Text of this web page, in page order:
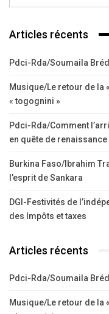
Articles récents
Pdci-Rda/Soumaila
Musique/Le retour de la
« togognini »
Pdci-Rda/Comment
en quête de renaissance
Burkina Faso/Ibrahim
l’esprit de Sankara
DGI-Festivités de
des Impôts et taxes
Articles récents
Pdci-Rda/Soumaila
Musique/Le retour de la